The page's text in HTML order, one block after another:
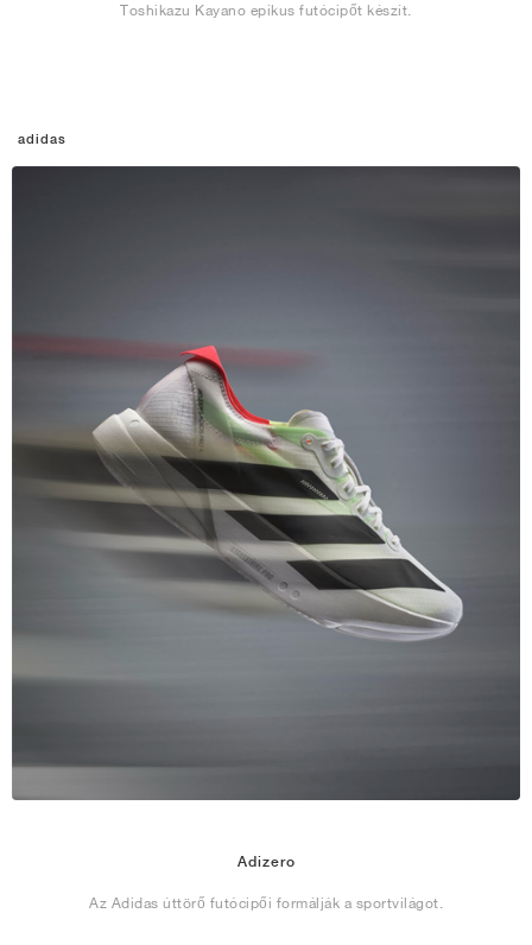
Toshikazu Kayano epikus futócipőt készít.
adidas
Adizero
Az Adidas úttörő futócipői formálják a sportvilágot.